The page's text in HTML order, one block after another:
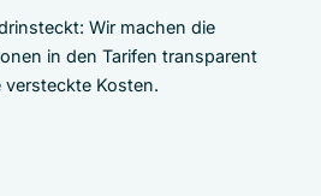
Wir machen die
in den Tarifen transparent
versteckte Kosten.